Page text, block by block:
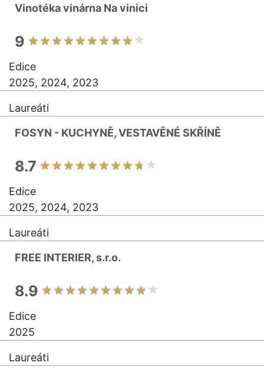
Vinotéka vinárna Na vinici
9
Edice
2025, 2024, 2023
Laureáti
FOSYN - KUCHYNĚ, VESTAVĚNÉ SKŘÍNĚ
8.7
Edice
2025, 2024, 2023
Laureáti
FREE INTERIER, s.r.o.
8.9
Edice
2025
Laureáti